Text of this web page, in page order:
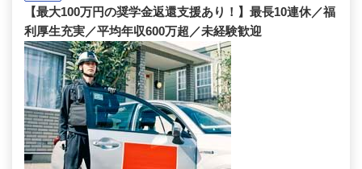
【最大100万円の奨学金返還支援あり！】最長10連休／福
利厚生充実／平均年収600万超／未経験歓迎